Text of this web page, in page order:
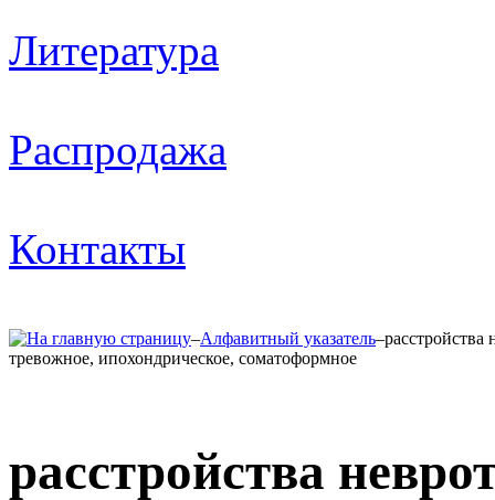
Литература
Распродажа
Контакты
–Алфавитный указатель–расстройства
тревожное, ипохондрическое, соматоформное
расстройства